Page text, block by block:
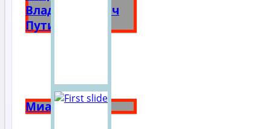
Владимирович
Путин
Миасс